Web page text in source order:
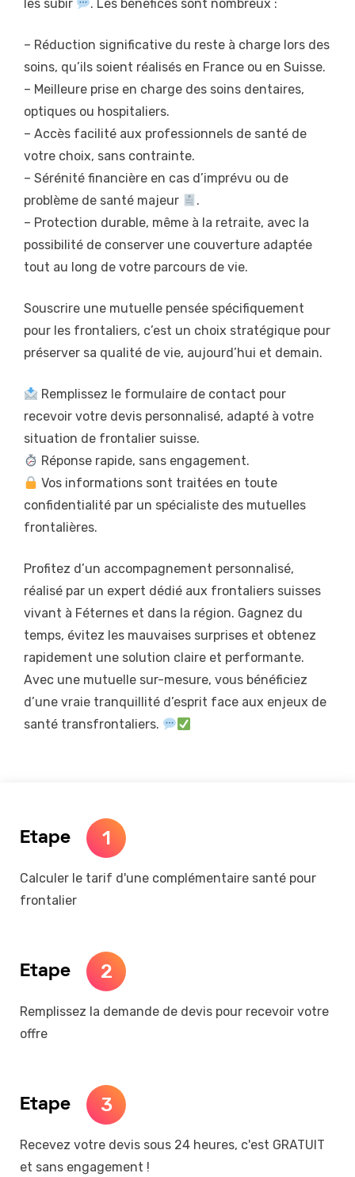
les subir . Les bénéfices sont nombreux :
– Réduction significative du reste à charge lors des
soins, qu’ils soient réalisés en France ou en Suisse.
– Meilleure prise en charge des soins dentaires,
optiques ou hospitaliers.
– Accès facilité aux professionnels de santé de
votre choix, sans contrainte.
– Sérénité financière en cas d’imprévu ou de
problème de santé majeur
.
– Protection durable, même à la retraite, avec la
possibilité de conserver une couverture adaptée
tout au long de votre parcours de vie.
Souscrire une mutuelle pensée spécifiquement
pour les frontaliers, c’est un choix stratégique pour
préserver sa qualité de vie, aujourd’hui et demain.
Remplissez le formulaire de contact pour
recevoir votre devis personnalisé, adapté à votre
situation de frontalier suisse.
Réponse rapide, sans engagement.
Vos informations sont traitées en toute
confidentialité par un spécialiste des mutuelles
frontalières.
Profitez d’un accompagnement personnalisé,
réalisé par un expert dédié aux frontaliers suisses
vivant à Féternes et dans la région. Gagnez du
temps, évitez les mauvaises surprises et obtenez
rapidement une solution claire et performante.
Avec une mutuelle sur-mesure, vous bénéficiez
d’une vraie tranquillité d’esprit face aux enjeux de
santé transfrontaliers.
Etape 1
Calculer le tarif d'une complémentaire santé pour
frontalier
Etape 2
Remplissez la demande de devis pour recevoir votre
offre
Etape 3
Recevez votre devis sous 24 heures, c'est GRATUIT
et sans engagement !